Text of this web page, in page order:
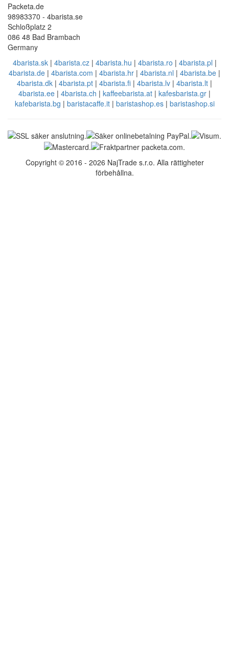
Packeta.de
98983370 - 4barista.se
Schloßplatz 2
086 48 Bad Brambach
Germany
4barista.sk| 4barista.cz| 4barista.hu | 4barista.ro | 4barista.pl |
4barista.de | 4barista.com | 4barista.hr | 4barista.nl | 4barista.be |
4barista.dk | 4barista.pt | 4barista.fi | 4barista.lv | 4barista.lt |
4barista.ee | 4barista.ch | kaffeebarista.at | kafesbarista.gr |
kafebarista.bg | baristacaffe.it| baristashop.es| baristashop.si
Copyright © 2016 - 2026 NajTrade s.r.o. Alla rättigheter
förbehållna.